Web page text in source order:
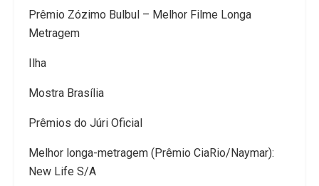
Prêmio Zózimo Bulbul – Melhor Filme Longa
Metragem
Ilha
Mostra Brasília
Prêmios do Júri Oficial
Melhor longa-metragem (Prêmio CiaRio/Naymar):
New Life S/A